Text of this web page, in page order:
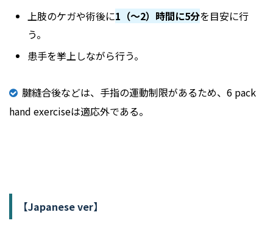
上肢のケガや術後に1（〜2）時間に5分を目安に行
う。
患手を挙上しながら行う。
腱縫合後などは、手指の運動制限があるため、6 pack
hand exerciseは適応外である。
【Japanese ver】